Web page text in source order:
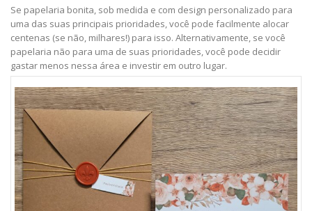
Se papelaria bonita, sob medida e com design personalizado para
uma das suas principais prioridades, você pode facilmente alocar
centenas (se não, milhares!) para isso. Alternativamente, se você
papelaria não para uma de suas prioridades, você pode decidir
gastar menos nessa área e investir em outro lugar.